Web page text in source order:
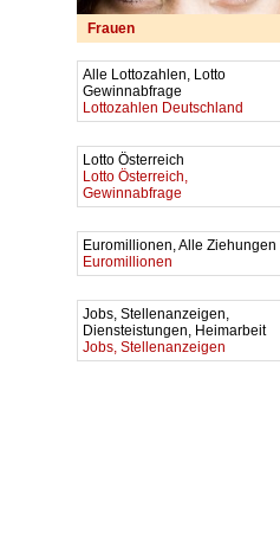
Frauen
Alle Lottozahlen, Lotto
Gewinnabfrage
Lottozahlen Deutschland
Lotto Österreich
Lotto Österreich,
Gewinnabfrage
Euromillionen, Alle Ziehungen
Euromillionen
Jobs, Stellenanzeigen,
Diensteistungen, Heimarbeit
Jobs, Stellenanzeigen